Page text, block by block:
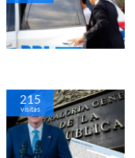
213
visitas